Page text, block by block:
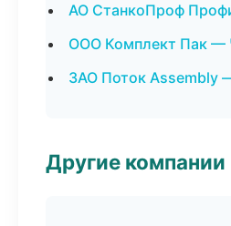
АО СтанкоПроф
ООО Комплект Пак —
ЗАО Поток Assembly
Другие компании